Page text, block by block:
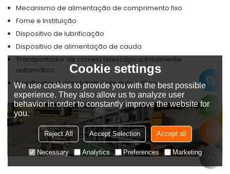
Mecanismo de alimentação de comprimento fixo
Fome e Instituição
Dispositivo de lubrificação
Dispositivo de alimentação de cauda
Transportador de correia telescópica totalmente
automático
Empilhador duplex totalmente automático
Cookie settings
We use cookies to provide you with the best possible
experience. They also allow us to analyze user
behavior in order to constantly improve the website for
you.
Reject All Accept Selection Accept all
Necessary Analytics Preferences Marketing